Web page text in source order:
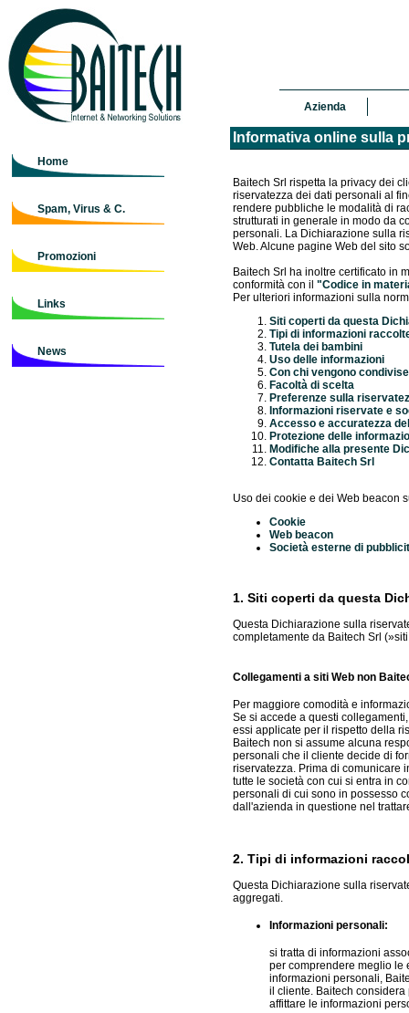
Azienda
Home
Spam, Virus & C.
Promozioni
Links
News
Informativa online sulla
Baitech Srl rispetta la privacy dei
riservatezza dei dati personali al
rendere pubbliche le modalità di
strutturati in generale in modo da
personali. La Dichiarazione sulla
Web. Alcune pagine Web del sito
Baitech Srl ha inoltre certificato in
conformità con il "Codice in
Per ulteriori informazioni sulla
Siti coperti da questa
Tipi di informazioni
Tutela dei bambini
Uso delle informazioni
Con chi vengono
Facoltà di scelta
Preferenze sulla
Informazioni riservate e
Accesso e accuratezza
Protezione delle
Modifiche alla presente
Contatta Baitech Srl
Uso dei cookie e dei Web beacon
Cookie
Web beacon
Società esterne di
1. Siti coperti da questa
Questa Dichiarazione sulla
completamente da Baitech Srl
Collegamenti a siti Web non
Per maggiore comodità e
Se si accede a questi
essi applicate per il rispetto della
Baitech non si assume alcuna
personali che il cliente decide di
riservatezza. Prima di comunicare
tutte le società con cui si entra in
personali di cui sono in possesso
dall'azienda in questione nel
2. Tipi di informazioni
Questa Dichiarazione sulla
aggregati.
Informazioni personali:
si tratta di informazioni
per comprendere meglio le
informazioni personali,
il cliente. Baitech
affittare le informazioni